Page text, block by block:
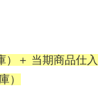
）＋ 当期商品仕入
）